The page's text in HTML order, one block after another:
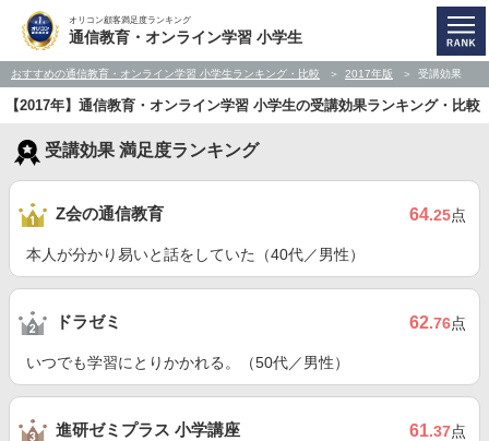
オリコン顧客満足度ランキング
通信教育・オンライン学習 小学生
おすすめの通信教育・オンライン学習 小学生ランキング・比較 2017年版 受講効果
【2017年】通信教育・オンライン学習 小学生の受講効果ランキング・比較
受講効果 満足度ランキング
Z会の通信教育 64.25点
本人が分かり易いと話をしていた（40代／男性）
ドラゼミ 62.76点
いつでも学習にとりかかれる。（50代／男性）
進研ゼミプラス 小学講座 61.37点